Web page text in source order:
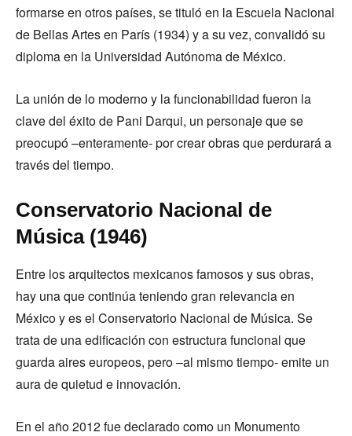
formarse en otros países, se tituló en la Escuela Nacional
de Bellas Artes en París (1934) y a su vez, convalidó su
diploma en la Universidad Autónoma de México.
La unión de lo moderno y la funcionabilidad fueron la
clave del éxito de Pani Darqui, un personaje que se
preocupó –enteramente- por crear obras que perdurará a
través del tiempo.
Conservatorio Nacional de
Música (1946)
Entre los arquitectos mexicanos famosos y sus obras,
hay una que continúa teniendo gran relevancia en
México y es el Conservatorio Nacional de Música. Se
trata de una edificación con estructura funcional que
guarda aires europeos, pero –al mismo tiempo- emite un
aura de quietud e innovación.
En el año 2012 fue declarado como un Monumento